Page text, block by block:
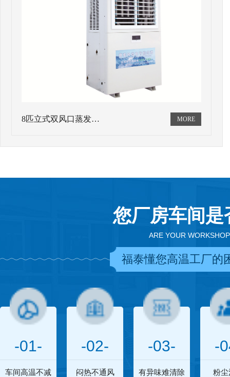
8匹立式双风口蒸发…
您厂房车间
ARE YOUR
福泰懂您高温工厂的
-01-
车间高温不减
-02-
闷热不通风
-03-
有异味难清除
-
粉尘